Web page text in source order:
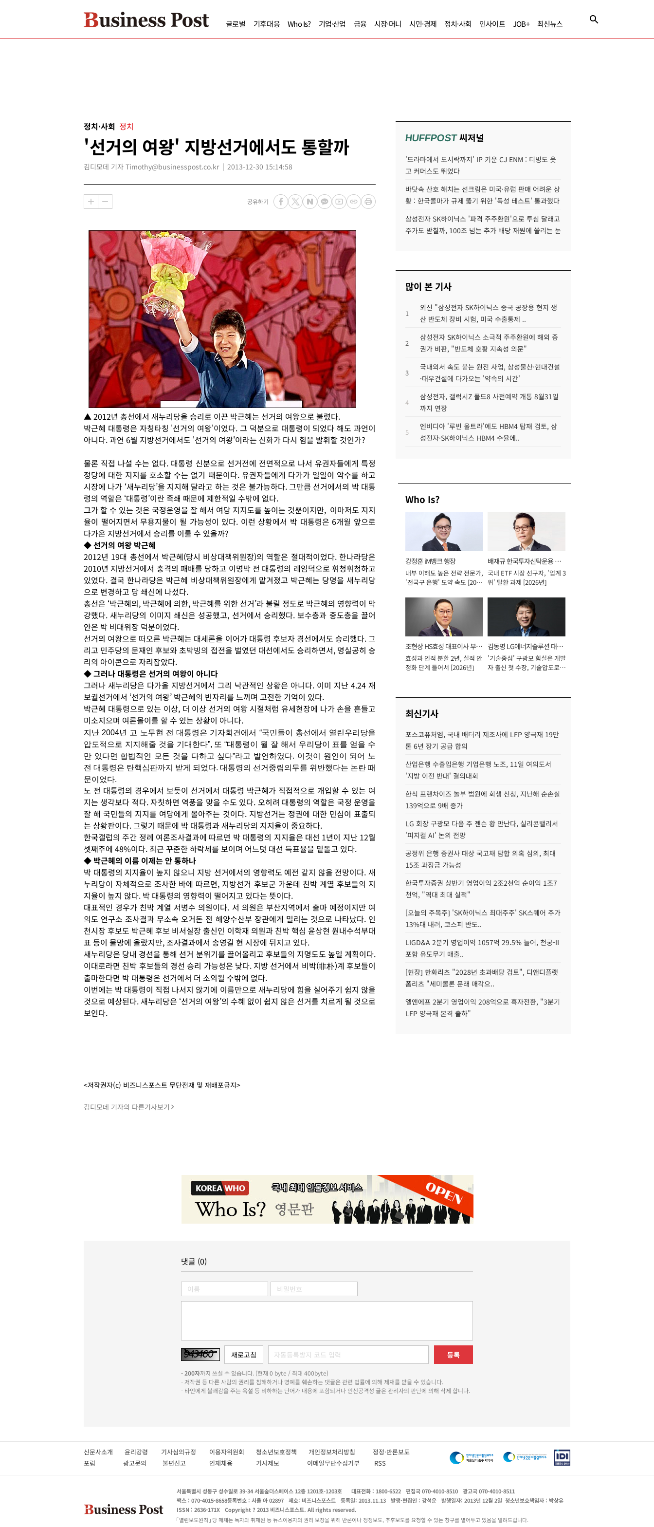
글로벌 기후대응 Who Is? 기업·산업 금융 시장·머니 시민·경제 정치·사회 인사이트 JOB+ 최신뉴스
정치·사회 정치
'선거의 여왕' 지방선거에서도 통할까
김디모데 기자 Timothy@businesspost.co.kr 2013-12-30 15:14:58
공유하기
▲ 2012년 총선에서 새누리당을 승리로 이끈 박근혜는 선거의 여왕으로 불렸다.
박근혜 대통령은 자칭타칭 '선거의 여왕'이었다. 그 덕분으로 대통령이 되었다 해도 과언이
아니다. 과연 6월 지방선거에서도 '선거의 여왕'이라는 신화가 다시 힘을 발휘할 것인가?
물론 직접 나설 수는 없다. 대통령 신분으로 선거전에 전면적으로 나서 유권자들에게 특정
정당에 대한 지지를 호소할 수는 없기 때문이다. 유권자들에게 다가가 일일이 악수를 하고
시장에 나가 ‘새누리당’을 지지해 달라고 하는 것은 불가능하다. 그만큼 선거에서의 박 대통
령의 역할은 ‘대통령’이란 족쇄 때문에 제한적일 수밖에 없다.
그가 할 수 있는 것은 국정운영을 잘 해서 여당 지지도를 높이는 것뿐이지만, 이마저도 지지
율이 떨어지면서 무용지물이 될 가능성이 있다. 이런 상황에서 박 대통령은 6개월 앞으로
다가온 지방선거에서 승리를 이룰 수 있을까?
◆ 선거의 여왕 박근혜
2012년 19대 총선에서 박근혜(당시 비상대책위원장)의 역할은 절대적이었다. 한나라당은
2010년 지방선거에서 충격의 패배를 당하고 이명박 전 대통령의 레임덕으로 휘청휘청하고
있었다. 결국 한나라당은 박근혜 비상대책위원장에게 맡겨졌고 박근혜는 당명을 새누리당
으로 변경하고 당 쇄신에 나섰다.
총선은 ‘박근혜의, 박근혜에 의한, 박근혜를 위한 선거’라 불릴 정도로 박근혜의 영향력이 막
강했다. 새누리당의 이미지 쇄신은 성공했고, 선거에서 승리했다. 보수층과 중도층을 끌어
안은 박 비대위장 덕분이었다.
선거의 여왕으로 떠오른 박근혜는 대세론을 이어가 대통령 후보자 경선에서도 승리했다. 그
리고 민주당의 문재인 후보와 초박빙의 접전을 벌였던 대선에서도 승리하면서, 명실공히 승
리의 아이콘으로 자리잡았다.
◆ 그러나 대통령은 선거의 여왕이 아니다
그러나 새누리당은 다가올 지방선거에서 그리 낙관적인 상황은 아니다. 이미 지난 4.24 재
보궐선거에서 ‘선거의 여왕’ 박근혜의 빈자리를 느끼며 고전한 기억이 있다.
박근혜 대통령으로 있는 이상, 더 이상 선거의 여왕 시절처럼 유세현장에 나가 손을 흔들고
미소지으며 여론몰이를 할 수 있는 상황이 아니다.
지난 2004년 고 노무현 전 대통령은 기자회견에서 “국민들이 총선에서 열린우리당을
압도적으로 지지해줄 것을 기대한다”, 또 “대통령이 뭘 잘 해서 우리당이 표를 얻을 수
만 있다면 합법적인 모든 것을 다하고 싶다”라고 발언하였다. 이것이 원인이 되어 노
전 대통령은 탄핵심판까지 받게 되었다. 대통령의 선거중립의무를 위반했다는 논란 때
문이었다.
노 전 대통령의 경우에서 보듯이 선거에서 대통령 박근혜가 직접적으로 개입할 수 있는 여
지는 생각보다 적다. 자칫하면 역풍을 맞을 수도 있다. 오히려 대통령의 역할은 국정 운영을
잘 해 국민들의 지지를 여당에게 몰아주는 것이다. 지방선거는 정권에 대한 민심이 표출되
는 상황판이다. 그렇기 때문에 박 대통령과 새누리당의 지지율이 중요하다.
한국갤럽의 주간 정례 여론조사결과에 따르면 박 대통령의 지지율은 대선 1년이 지난 12월
셋째주에 48%이다. 최근 꾸준한 하락세를 보이며 어느덧 대선 득표율을 밑돌고 있다.
◆ 박근혜의 이름 이제는 안 통하나
박 대통령의 지지율이 높지 않으니 지방 선거에서의 영향력도 예전 같지 않을 전망이다. 새
누리당이 자체적으로 조사한 바에 따르면, 지방선거 후보군 가운데 친박 계열 후보들의 지
지율이 높지 않다. 박 대통령의 영향력이 떨어지고 있다는 뜻이다.
대표적인 경우가 친박 계열 서병수 의원이다. 서 의원은 부산지역에서 출마 예정이지만 여
의도 연구소 조사결과 무소속 오거돈 전 해양수산부 장관에게 밀리는 것으로 나타났다. 인
천시장 후보도 박근혜 후보 비서실장 출신인 이학재 의원과 친박 핵심 윤상현 원내수석부대
표 등이 물망에 올랐지만, 조사결과에서 송영길 현 시장에 뒤지고 있다.
새누리당은 당내 경선을 통해 선거 분위기를 끌어올리고 후보들의 지명도도 높일 계획이다.
이대로라면 친박 후보들의 경선 승리 가능성은 낮다. 지방 선거에서 비박(非朴)계 후보들이
출마한다면 박 대통령은 선거에서 더 소외될 수밖에 없다.
이번에는 박 대통령이 직접 나서지 않기에 이름만으로 새누리당에 힘을 실어주기 쉽지 않을
것으로 예상된다. 새누리당은 ‘선거의 여왕’의 수혜 없이 쉽지 않은 선거를 치르게 될 것으로
보인다.
<저작권자(c) 비즈니스포스트 무단전재 및 재배포금지>
김디모데 기자의 다른기사보기
HUFFPOST씨저널
'드라마에서 도시락까지' IP 키운 CJ ENM : 티빙도 웃
고 커머스도 뛰었다
바닷속 산호 해치는 선크림은 미국·유럽 판매 어려운 상
황 : 한국콜마가 규제 뚫기 위한 '독성 테스트' 통과했다
삼성전자 SK하이닉스 '파격 주주환원'으로 투심 달래고
주가도 받칠까, 100조 넘는 추가 배당 재원에 쏠리는 눈
많이 본 기사
1
외신 "삼성전자 SK하이닉스 중국 공장용 현지 생
산 반도체 장비 시험, 미국 수출통제 ..
2
삼성전자 SK하이닉스 소극적 주주환원에 해외 증
권가 비판, "반도체 호황 지속성 의문"
3
국내외서 속도 붙는 원전 사업, 삼성물산·현대건설
·대우건설에 다가오는 '약속의 시간'
4
삼성전자, 갤럭시Z 폴드8 사전예약 개통 8월31일
까지 연장
5
엔비디아 '루빈 울트라'에도 HBM4 탑재 검토, 삼
성전자·SK하이닉스 HBM4 수율에..
Who Is?
강정훈 iM뱅크 행장
내부 이해도 높은 전략 전문가,
'전국구 은행' 도약 속도 [2026
배재규 한국투자신탁운용 대
표이사 사장
국내 ETF 시장 선구자, '업계 3
위' 탈환 과제 [2026년]
조현상 HS효성 대표이사 부회
장
효성과 인적 분할 2년, 실적 안
정화 단계 들어서 [2026년]
김동명 LG에너지솔루션 대표
이사 사장
'기술중심' 구광모 힘실은 개발
자 출신 첫 수장, 기술압도로
최신기사
포스코퓨처엠, 국내 배터리 제조사에 LFP 양극재 19만
톤 6년 장기 공급 합의
산업은행 수출입은행 기업은행 노조, 11일 여의도서
'지방 이전 반대' 결의대회
한식 프랜차이즈 놀부 법원에 회생 신청, 지난해 순손실
139억으로 9배 증가
LG 회장 구광모 다음 주 젠슨 황 만난다, 실리콘밸리서
'피지컬 AI' 논의 전망
공정위 은행 증권사 대상 국고채 담합 의혹 심의, 최대
15조 과징금 가능성
한국투자증권 상반기 영업이익 2조2천억 순이익 1조7
천억, "역대 최대 실적"
[오늘의 주목주] 'SK하이닉스 최대주주' SK스퀘어 주가
13%대 내려, 코스피 반도..
LIGD&A 2분기 영업이익 1057억 29.5% 늘어, 천궁-II
포함 유도무기 매출..
[현장] 한화리츠 "2028년 초과배당 검토", 디앤디플랫
폼리츠 "세미콜론 문래 매각으..
엘앤에프 2분기 영업이익 208억으로 흑자전환, "3분기
LFP 양극재 본격 출하"
댓글 (0)
등록
-200자까지 쓰실 수 있습니다. (현재 0 byte / 최대 400byte)
- 저작권 등 다른 사람의 권리를 침해하거나 명예를 훼손하는 댓글은 관련 법률에 의해 제재를 받을 수 있습니다.
- 타인에게 불쾌감을 주는 욕설 등 비하하는 단어가 내용에 포함되거나 인신공격성 글은 관리자의 판단에 의해 삭제 합니다.
신문사소개 윤리강령 기사심의규정 이용자위원회 청소년보호정책 개인정보처리방침 정정·반론보도
포럼
광고문의 불편신고 인재채용 기사제보 이메일무단수집거부 RSS
서울특별시 성동구 성수일로 39-34 서울숲더스페이스 12층 1201호-1203호 대표전화 : 1800-6522 편집국 070-4010-8510
광고국 070-4010-8511
팩스 : 070-4015-8658등록번호 : 서울 아 02897 제호: 비즈니스포스트 등록일: 2013.11.13 발행·편집인 : 강석운 발행일자: 2013년 12월 2일 청소년보호책임자 : 박상유
ISSN : 2636-171X
Copyright ? 2013 비즈니스포스트. All rights reserved.
열린보도원칙
당 매체는 독자와 취재원 등 뉴스이용자의 권리 보장을 위해 반론이나 정정보도, 추후보도를 요청할 수 있는 창구를 열어두고 있음을 알려드립니다.